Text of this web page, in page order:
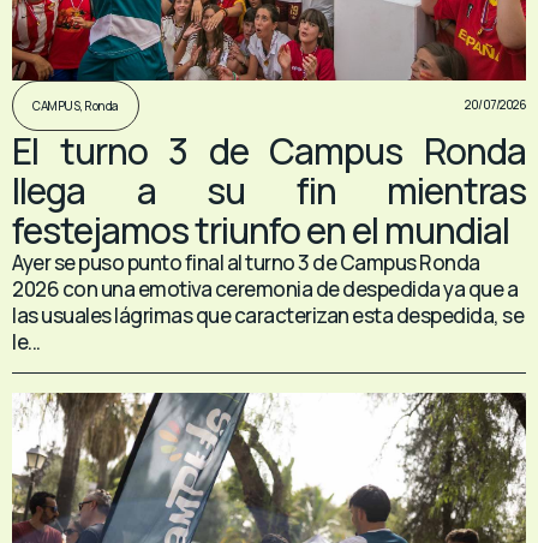
CAMPUS, Ronda 20/07/2026
El turno 3 de Campus Ronda
llega a su fin mientras
festejamos triunfo en el mundial
Ayer se puso punto final al turno 3 de Campus Ronda
2026 con una emotiva ceremonia de despedida ya que a
las usuales lágrimas que caracterizan esta despedida, se
le...